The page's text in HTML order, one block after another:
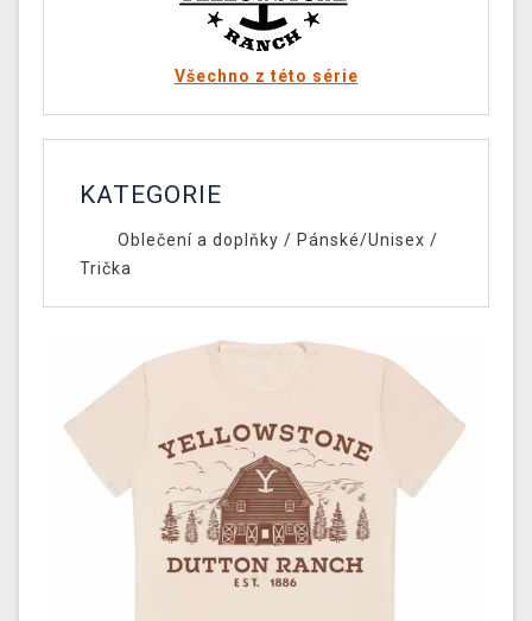
Všechno z této série
KATEGORIE
Oblečení a doplňky / Pánské/Unisex /
Trička